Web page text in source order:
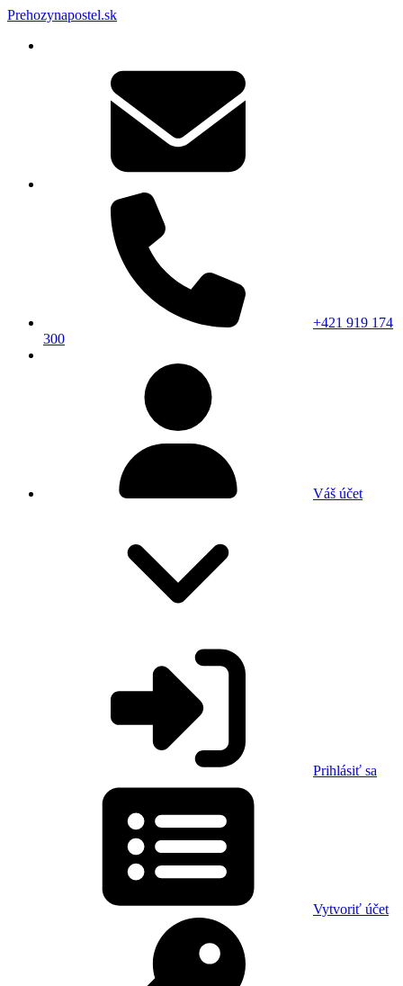
Prehozynapostel.sk
+421 919 174
300
Váš účet
Prihlásiť sa
Vytvoriť účet